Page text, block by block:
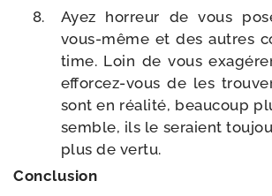
Ayez hor­reur de vous
vous-​même et des autres
time. Loin de vous
efforcez-​vous de les
sont en réa­li­té, beau­coup
semble, ils le seraient
plus de vertu.
Conclusion